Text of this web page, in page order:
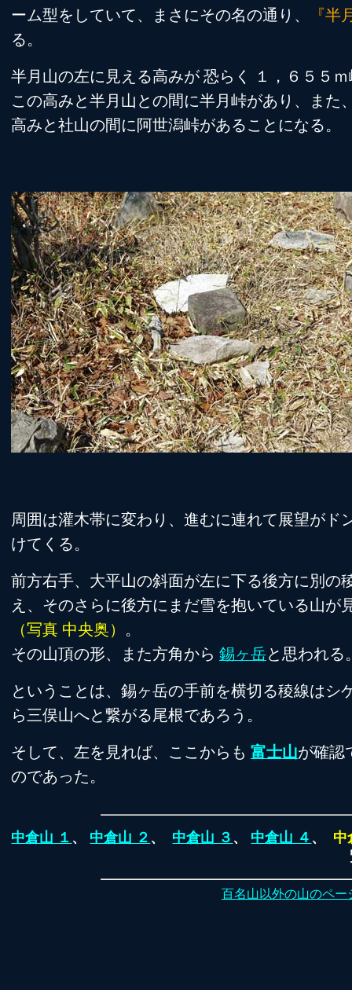
ーム型をしていて、まさにその名の通り、
『半
る。
半月山の左に見える高みが 恐らく １，６５５
この高みと半月山との間に半月峠があり、また
高みと社山の間に阿世潟峠があることになる。
周囲は灌木帯に変わり、進むに連れて展望がド
けてくる。
前方右手、大平山の斜面が左に下る後方に別の
え、そのさらに後方にまだ雪を抱いている山が
（写真 中央奥） 。
その山頂の形、また方角から 錫ヶ岳と思われる
ということは、錫ヶ岳の手前を横切る稜線はシ
ら三俣山へと繋がる尾根であろう。
そして、左を見れば、ここからも 富士山が確認
のであった。
中倉山 １ 、 中倉山 ２ 、 中倉山 ３ 、 中倉山 ４ 、 中
百名山以外の山のペー